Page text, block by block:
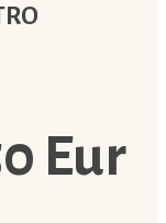
Eur